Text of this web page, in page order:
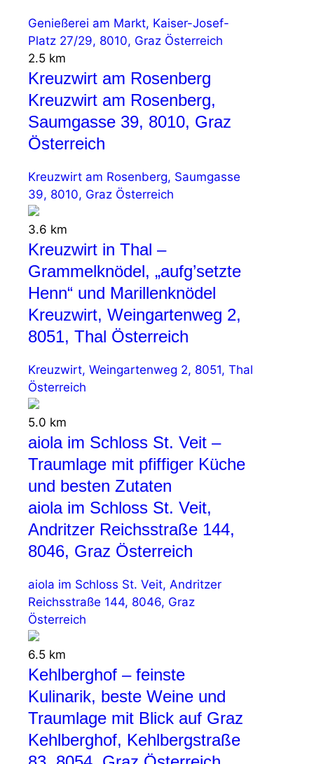
Genießerei am Markt, Kaiser-Josef-
Platz 27/29, 8010, Graz Österreich
2.5 km
Kreuzwirt am Rosenberg
Kreuzwirt am Rosenberg,
Saumgasse 39, 8010, Graz
Österreich
Kreuzwirt am Rosenberg, Saumgasse
39, 8010, Graz Österreich
3.6 km
Kreuzwirt in Thal –
Grammelknödel, „aufg’setzte
Henn“ und Marillenknödel
Kreuzwirt, Weingartenweg 2,
8051, Thal Österreich
Kreuzwirt, Weingartenweg 2, 8051, Thal
Österreich
5.0 km
aiola im Schloss St. Veit –
Traumlage mit pfiffiger Küche
und besten Zutaten
aiola im Schloss St. Veit,
Andritzer Reichsstraße 144,
8046, Graz Österreich
aiola im Schloss St. Veit, Andritzer
Reichsstraße 144, 8046, Graz
Österreich
6.5 km
Kehlberghof – feinste
Kulinarik, beste Weine und
Traumlage mit Blick auf Graz
Kehlberghof, Kehlbergstraße